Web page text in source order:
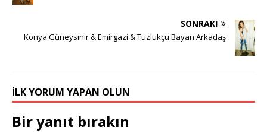
SONRAKI
Konya Güneysınır & Emirgazi & Tuzlukçu Bayan Arkadaş
İLK YORUM YAPAN OLUN
Bir yanıt bırakın